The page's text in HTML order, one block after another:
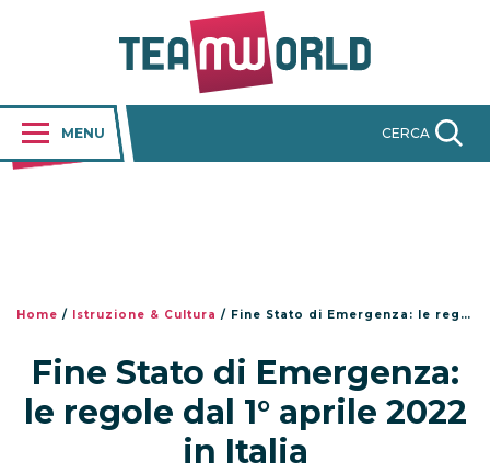
MENU CERCA
Home / Istruzione & Cultura / Fine Stato di Emergenza: le regole dal 1° aprile 2022 in Italia
Fine Stato di Emergenza:
le regole dal 1° aprile 2022
in Italia